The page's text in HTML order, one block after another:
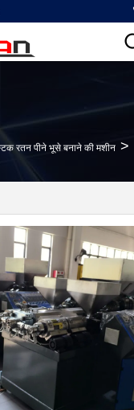
रतन पीने भूसे बनाने की मशीन >